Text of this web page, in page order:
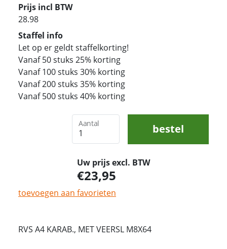
Prijs incl BTW
28.98
Staffel info
Let op er geldt staffelkorting!
Vanaf 50 stuks 25% korting
Vanaf 100 stuks 30% korting
Vanaf 200 stuks 35% korting
Vanaf 500 stuks 40% korting
Aantal bestel
Uw prijs excl. BTW
23,95
toevoegen aan favorieten
RVS A4 KARAB., MET VEERSL M8X64